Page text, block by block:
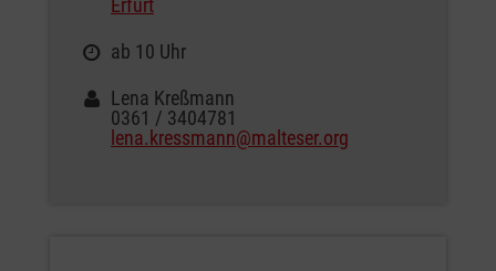
Erfurt
ab 10 Uhr
Lena Kreßmann
0361 / 3404781
lena.kressmann@malteser.org